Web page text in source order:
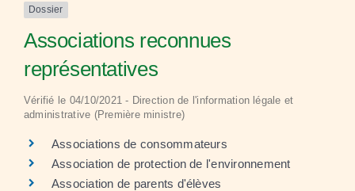
Dossier
Associations reconnues
représentatives
Vérifié le 04/10/2021 - Direction de l'information légale et
administrative (Première ministre)
Associations de consommateurs
Association de protection de l'environnement
Association de parents d'élèves